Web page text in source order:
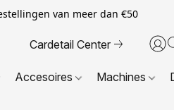
van meer dan €50
Cardetail Center
Accesoires Machines